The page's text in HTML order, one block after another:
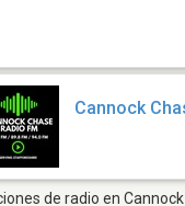
Cannock
de radio en